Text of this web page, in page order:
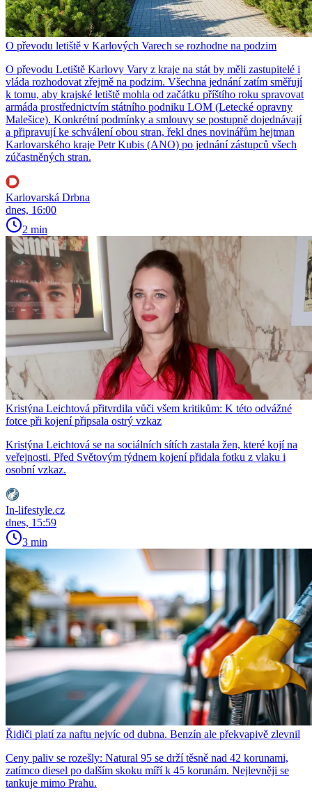
O převodu letiště v Karlových Varech se rozhodne na podzim
O převodu Letiště Karlovy Vary z kraje na stát by měli zastupitelé i
vláda rozhodovat zřejmě na podzim. Všechna jednání zatím směřují
k tomu, aby krajské letiště mohla od začátku příštího roku spravovat
armáda prostřednictvím státního podniku LOM (Letecké opravny
Malešice). Konkrétní podmínky a smlouvy se postupně dojednávají
a připravují ke schválení obou stran, řekl dnes novinářům hejtman
Karlovarského kraje Petr Kubis (ANO) po jednání zástupců všech
zúčastněných stran.
Karlovarská Drbna
dnes, 16:00
2 min
Kristýna Leichtová přitvrdila vůči všem kritikům: K této odvážné
fotce při kojení připsala ostrý vzkaz
Kristýna Leichtová se na sociálních sítích zastala žen, které kojí na
veřejnosti. Před Světovým týdnem kojení přidala fotku z vlaku i
osobní vzkaz.
In-lifestyle.cz
dnes, 15:59
3 min
Řidiči platí za naftu nejvíc od dubna. Benzín ale překvapivě zlevnil
Ceny paliv se rozešly: Natural 95 se drží těsně nad 42 korunami,
zatímco diesel po dalším skoku míří k 45 korunám. Nejlevněji se
tankuje mimo Prahu.